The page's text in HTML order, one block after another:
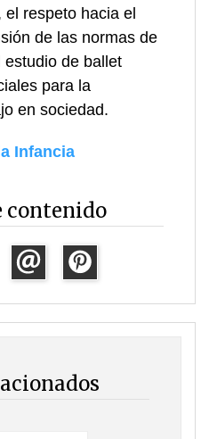
respeto hacia el
de las normas de
de ballet
para la
en sociedad.
Infancia
contenido